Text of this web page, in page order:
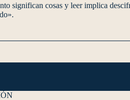
significan cosas y leer implica